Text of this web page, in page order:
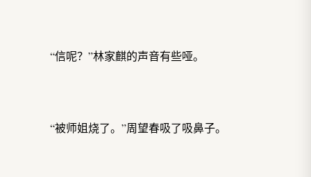
“信呢？”林家麒的声音有些哑。
“被师姐烧了。”周望春吸了吸鼻子。